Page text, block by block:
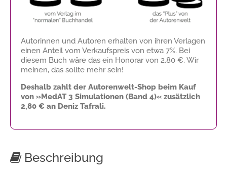
Autorinnen und Autoren erhalten von ihren Verlagen
einen Anteil vom Verkaufspreis von etwa 7%. Bei
diesem Buch wäre das ein Honorar von 2,80 €. Wir
meinen, das sollte mehr sein!
Deshalb zahlt der Autorenwelt-Shop beim Kauf
von »MedAT 3 Simulationen (Band 4)« zusätzlich
2,80 € an Deniz Tafrali.
Beschreibung